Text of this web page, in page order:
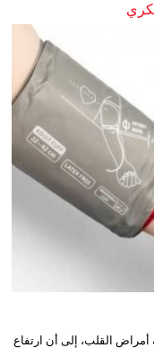
أمراض القلب، إلى أن ارتفاع